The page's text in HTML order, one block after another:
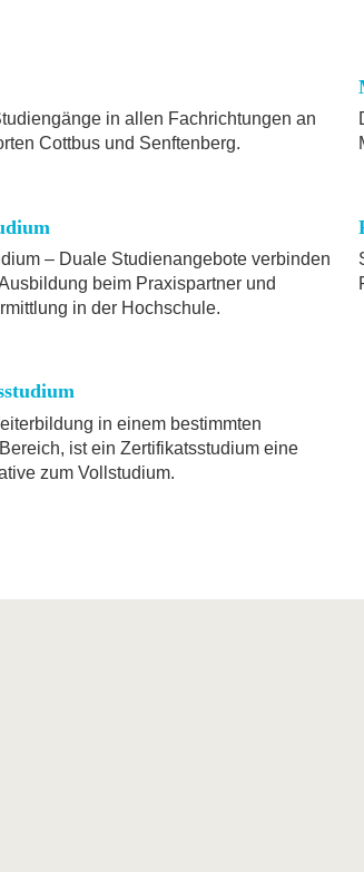
in allen Fachrichtungen an
Cottbus und Senftenberg.
– Duale Studienangebote verbinden
beim Praxispartner und
in der Hochschule.
in einem bestimmten
ist ein Zertifikatsstudium eine
zum Vollstudium.